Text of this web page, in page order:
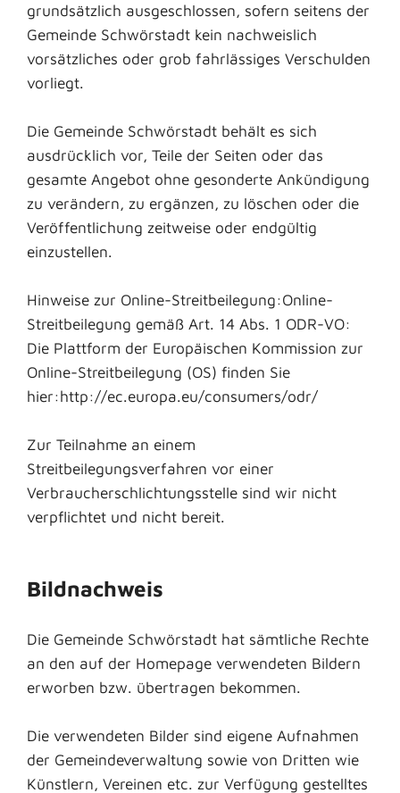
grundsätzlich ausgeschlossen, sofern seitens der
Gemeinde Schwörstadt kein nachweislich
vorsätzliches oder grob fahrlässiges Verschulden
vorliegt.
Die Gemeinde Schwörstadt behält es sich
ausdrücklich vor, Teile der Seiten oder das
gesamte Angebot ohne gesonderte Ankündigung
zu verändern, zu ergänzen, zu löschen oder die
Veröffentlichung zeitweise oder endgültig
einzustellen.
Hinweise zur Online-Streitbeilegung:Online-
Streitbeilegung gemäß Art. 14 Abs. 1 ODR-VO:
Die Plattform der Europäischen Kommission zur
Online-Streitbeilegung (OS) finden Sie
hier:http://ec.europa.eu/consumers/odr/
Zur Teilnahme an einem
Streitbeilegungsverfahren vor einer
Verbraucherschlichtungsstelle sind wir nicht
verpflichtet und nicht bereit.
Bildnachweis
Die Gemeinde Schwörstadt hat sämtliche Rechte
an den auf der Homepage verwendeten Bildern
erworben bzw. übertragen bekommen.
Die verwendeten Bilder sind eigene Aufnahmen
der Gemeindeverwaltung sowie von Dritten wie
Künstlern, Vereinen etc. zur Verfügung gestelltes